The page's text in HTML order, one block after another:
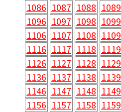
1086 1087 1088 1089
1096 1097 1098 1099
1106 1107 1108 1109
1116 1117 1118 1119
1126 1127 1128 1129
1136 1137 1138 1139
1146 1147 1148 1149
1156 1157 1158 1159